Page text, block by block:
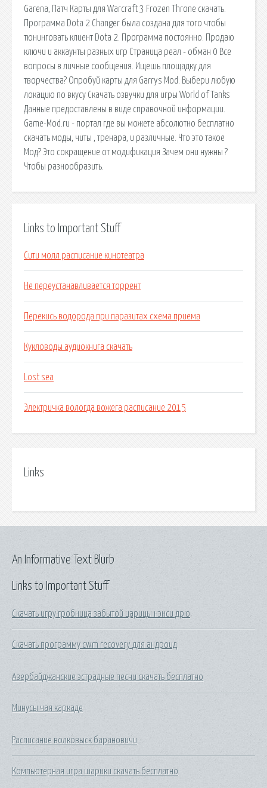
Garena, Патч Карты для Warcraft 3 Frozen Throne скачать.
Программа Dota 2 Changer была создана для того чтобы
тюнинговать клиент Dota 2. Программа постоянно. Продаю
ключи и аккаунты разных игр Страница реал - обман 0 Все
вопросы в личные сообщения. Ищешь площадку для
творчества? Опробуй карты для Garrys Mod. Выбери любую
локацию по вкусу Скачать озвучки для игры World of Tanks
Данные предоставлены в виде справочной информации.
Game-Mod.ru - портал где вы можете абсолютно бесплатно
скачать моды, читы , тренара, и различные. Что это такое
Мод? Это сокращение от модификация Зачем они нужны ?
Чтобы разнообразить.
Links to Important Stuff
Сити молл расписание кинотеатра
Не переустанавливается торрент
Перекись водорода при паразитах схема приема
Кукловоды аудиокнига скачать
Lost sea
Электричка вологда вожега расписание 2015
Links
Links to Important Stuff
Скачать игру гробница забытой царицы нэнси дрю
Скачать программу cwm recovery для андроид
Азербайджанские эстрадные песни скачать бесплатно
Минусы чая каркаде
Расписание волковыск барановичи
Компьютерная игра шарики скачать бесплатно
An Informative Text Blurb